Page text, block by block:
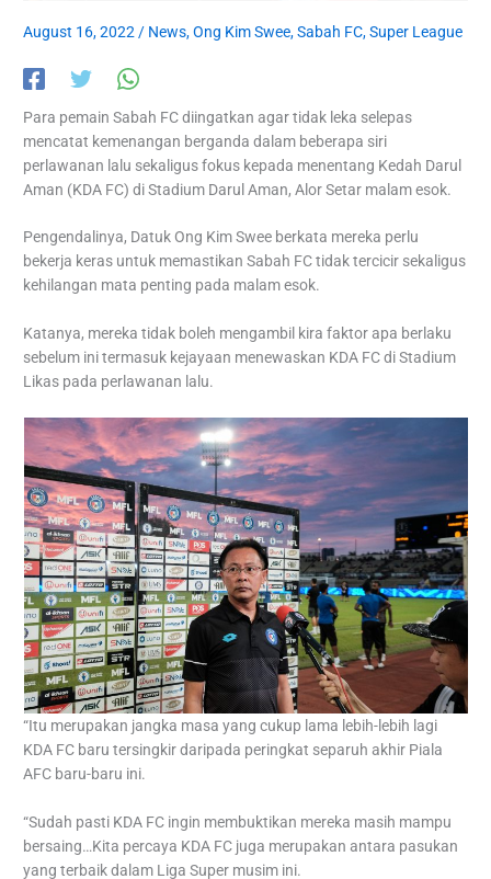
August 16, 2022/ News,Ong Kim Swee,Sabah FC,Super League
Para pemain Sabah FC diingatkan agar tidak leka selepas
mencatat kemenangan berganda dalam beberapa siri
perlawanan lalu sekaligus fokus kepada menentang Kedah Darul
Aman (KDA FC) di Stadium Darul Aman, Alor Setar malam esok.
Pengendalinya, Datuk Ong Kim Swee berkata mereka perlu
bekerja keras untuk memastikan Sabah FC tidak tercicir sekaligus
kehilangan mata penting pada malam esok.
Katanya, mereka tidak boleh mengambil kira faktor apa berlaku
sebelum ini termasuk kejayaan menewaskan KDA FC di Stadium
Likas pada perlawanan lalu.
“Itu merupakan jangka masa yang cukup lama lebih-lebih lagi
KDA FC baru tersingkir daripada peringkat separuh akhir Piala
AFC baru-baru ini.
“Sudah pasti KDA FC ingin membuktikan mereka masih mampu
bersaing…Kita percaya KDA FC juga merupakan antara pasukan
yang terbaik dalam Liga Super musim ini.